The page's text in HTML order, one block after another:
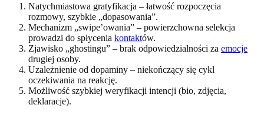
Natychmiastowa gratyfikacja – łatwość rozpoczęcia
rozmowy, szybkie „dopasowania”.
Mechanizm „swipe’owania” – powierzchowna selekcja
prowadzi do spłycenia kontaktów.
Zjawisko „ghostingu” – brak odpowiedzialności za emocje
drugiej osoby.
Uzależnienie od dopaminy – niekończący się cykl
oczekiwania na reakcję.
Możliwość szybkiej weryfikacji intencji (bio, zdjęcia,
deklaracje).